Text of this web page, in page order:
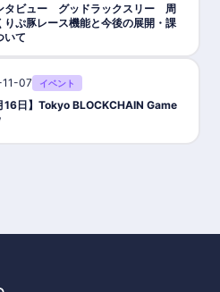
タビュー グッドラックスリー 周
りぷ豚レース機能と今後の展開・課
いて
11-07 イベント
16日】Tokyo BLOCKCHAIN Game